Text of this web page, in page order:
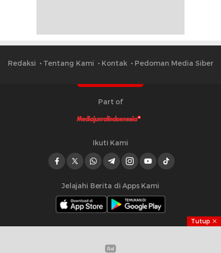
Redaksi Tentang Kami Kontak Pedoman Media Siber
Part of
Ikuti Kami
Jelajahi Berita di Apps Kami
reserved
Tutup